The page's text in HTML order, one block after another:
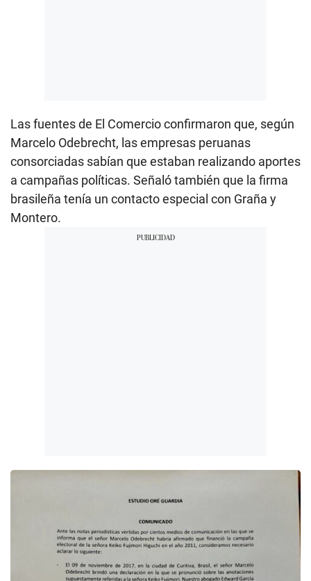
Las fuentes de El Comercio confirmaron que, según
Marcelo Odebrecht, las empresas peruanas
consorciadas sabían que estaban realizando aportes
a campañas políticas. Señaló también que la firma
brasileña tenía un contacto especial con Graña y
Montero.